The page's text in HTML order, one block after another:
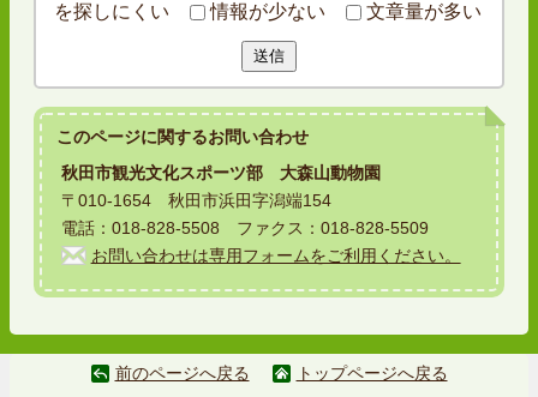
を探しにくい
情報が少ない 文章量が多い
送信
このページに関するお問い合わせ
秋田市観光文化スポーツ部 大森山動物園
〒010-1654 秋田市浜田字潟端154
電話：018-828-5508 ファクス：018-828-5509
お問い合わせは専用フォームをご利用ください。
前のページへ戻る トップページへ戻る